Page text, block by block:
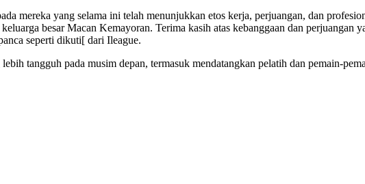
mereka yang selama ini telah menunjukkan etos kerja, perjuangan, dan
besar Macan Kemayoran. Terima kasih atas kebanggaan dan perjuangan
seperti dikuti[ dari Ileague.
tangguh pada musim depan, termasuk mendatangkan pelatih dan pemain-